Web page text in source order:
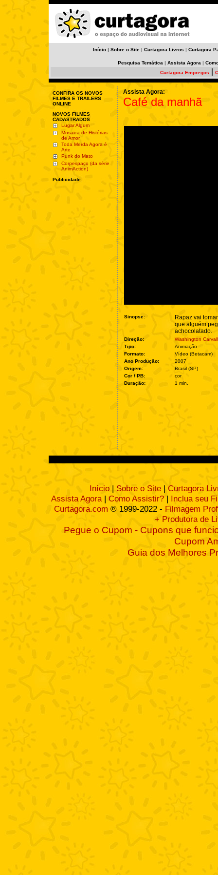
Início | Sobre o Site | Curtagora Livros | Curtagora
Pesquisa Temática | Assista Agora |
Curtagora Empregos
CONFIRA OS NOVOS
FILMES E TRAILERS
ONLINE
NOVOS FILMES
CADASTRADOS
Lugar Algum
Mosaica de Histórias
de Amor
Toda Merda Agora é
Arte
Punk do Mato
Corpespaço (da série
AnimAction)
Publicidade
Assista Agora:
Café da manhã
Sinopse:
Rapaz vai
que alguém
achocolatado.
Direção:
Washington
Tipo:
Animação
Formato:
Vídeo (Betacam)
Ano Produção:
2007
Origem:
Brasil (SP)
Cor / PB:
cor
Duração:
1 min.
Início | Sobre o Site | Curtagora
Assista Agora| Como Assistir? | Inclua seu
Curtagora.com ® 1999-2022 - Filmagem
+ Produtora de
Pegue o Cupom - Cupons que
Cupom
Guia dos Melhores